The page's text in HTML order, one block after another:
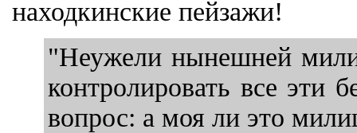
находкинские пейзажи!
"Неужели нынешней
контролировать все эти
вопрос: а моя ли это